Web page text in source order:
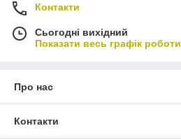
Контакти
Сьогодні вихідний
Показати весь графік роботи
Про нас
Контакти